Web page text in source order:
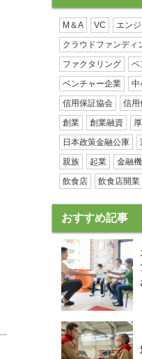
M＆A VC エン
クラウドファンディ
ファクタリング
ベ
ベンチャー企業
中
信用保証協会
信用
創業
創業融資
日本政策金融公庫
親族
起業 金融
飲食店
飲食店開業
おすすめ記事